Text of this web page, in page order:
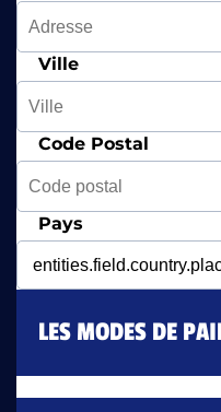
Ville
Code Postal
Pays
LES MODES DE